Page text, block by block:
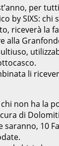
per
by SIXS: chi
riceverà la
alla
li
non ha la
di
saranno, 10